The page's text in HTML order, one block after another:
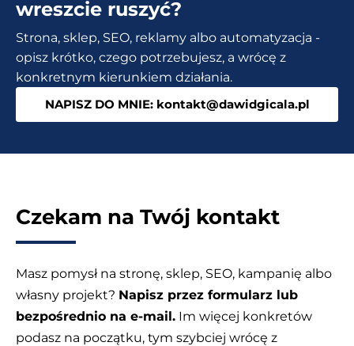
wreszcie ruszyć?
Strona, sklep, SEO, reklamy albo automatyzacja -
opisz krótko, czego potrzebujesz, a wrócę z
konkretnym kierunkiem działania.
NAPISZ DO MNIE: kontakt@dawidgicala.pl
Czekam na Twój kontakt
Masz pomysł na stronę, sklep, SEO, kampanię albo
własny projekt? Napisz przez formularz lub
bezpośrednio na e-mail. Im więcej konkretów
podasz na początku, tym szybciej wrócę z